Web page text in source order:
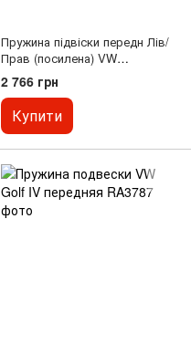
Пружина підвіски передн Лів/
Прав (посилена) VW
MULTIVAN T5, MULTIVAN T6,
TRANSPORTER T5,
TRANSPORTER T6 1.9D-3.2
04.03-08.24
2 766 грн
Купити